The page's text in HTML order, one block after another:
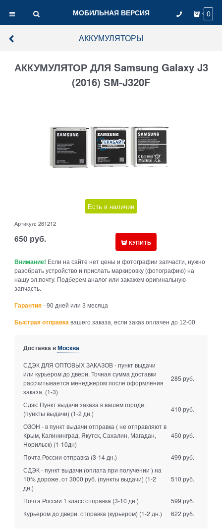
МОБИЛЬНАЯ ВЕРСИЯ 0
АККУМУЛЯТОРЫ
АККУМУЛЯТОР ДЛЯ Samsung Galaxy J3
(2016) SM-J320F
Есть в наличии
Артикул: 261212
650 руб. КУПИТЬ
Внимание! Если на сайте нет цены и фотографии запчасти, нужно
разобрать устройство и прислать маркировку (фотографию) на
нашу эл.почту. Подберем аналог или закажем оригинальную
запчасть.
Гарантия - 90 дней или 3 месяца
Быстрая отправка вашего заказа, если заказ оплачен до 12-00
Доставка вМосква
СДЭК ДЛЯ ОПТОВЫХ ЗАКАЗОВ - пункт выдачи
или курьером до двери. Точная сумма доставки
рассчитывается менеджером после оформления
заказа. (1-3)
285 руб.
Сдэк: Пункт выдачи заказа в вашем городе.
(пункты выдачи) (1-2 дн.)
410 руб.
ОЗОН - в пункт выдачи отправка ( не отправляют в
Крым, Калининград, Якутск, Сахалин, Магадан,
Норильск) (1-10дн)
450 руб.
Почта России отправка (3-14 дн.)
499 руб.
СДЭК - пункт выдачи (оплата при получении ) на
10% дороже. от 3000 руб. (пункты выдачи) (1-2
дн.)
510 руб.
Почта России 1 класс отправка (3-10 дн.)
599 руб.
Курьером до двери. отправка (курьером) (1-2 дн.) 622 руб.